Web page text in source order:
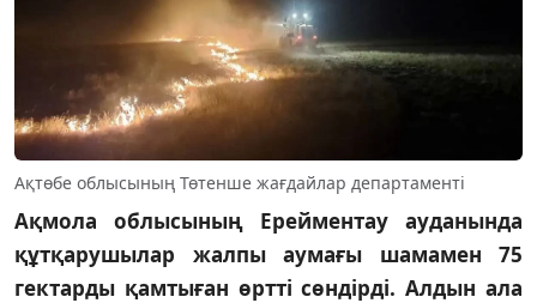
Ақтөбе облысының Төтенше жағдайлар департаменті
Ақмола облысының Ерейментау ауданында
құтқарушылар жалпы аумағы шамамен 75
гектарды қамтыған өртті сөндірді. Алдын ала